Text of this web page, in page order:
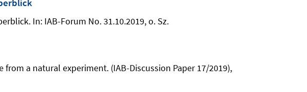
In: IAB-Forum No. 31.10.2019, o. Sz.
a natural experiment. (IAB-Discussion Paper 17/2019),